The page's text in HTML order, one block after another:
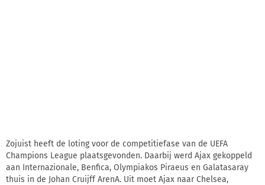
Zojuist heeft de loting voor de competitiefase van de UEFA
Champions League plaatsgevonden. Daarbij werd Ajax gekoppeld
aan Internazionale, Benfica, Olympiakos Piraeus en Galatasaray
thuis in de Johan Cruijff ArenA. Uit moet Ajax naar Chelsea,